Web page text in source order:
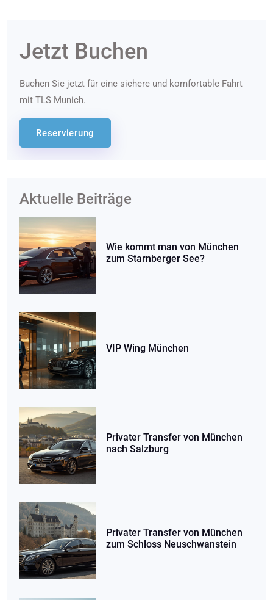
Jetzt Buchen
Buchen Sie jetzt für eine sichere und komfortable Fahrt
mit TLS Munich.
Reservierung
Aktuelle Beiträge
Wie kommt man von München
zum Starnberger See?
VIP Wing München
Privater Transfer von München
nach Salzburg
Privater Transfer von München
zum Schloss Neuschwanstein